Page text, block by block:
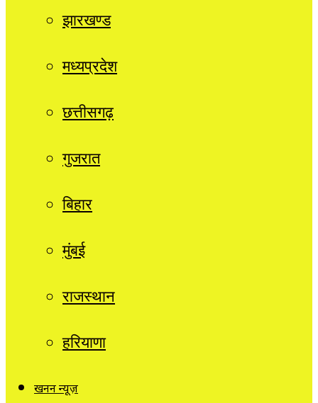
झारखण्ड
मध्यप्रदेश
छत्तीसगढ़
गुजरात
बिहार
मुंबई
राजस्थान
हरियाणा
खनन न्यूज़